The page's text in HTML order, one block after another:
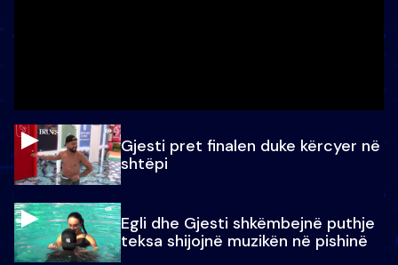
Gjesti pret finalen duke kërcyer në
shtëpi
Egli dhe Gjesti shkëmbejnë puthje
teksa shijojnë muzikën në pishinë